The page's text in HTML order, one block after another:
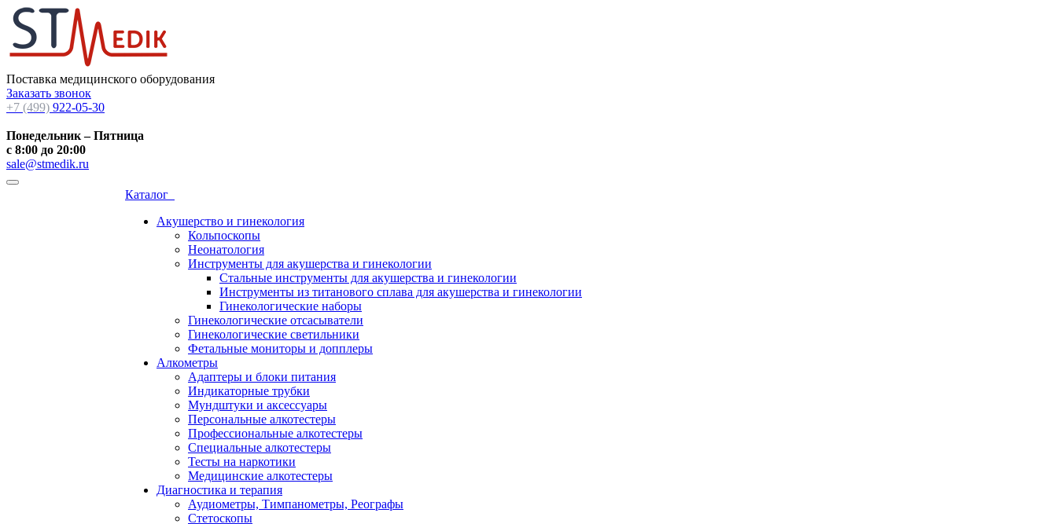
Поставка медицинского оборудования
Заказать звонок
+7 (499) 922-05-30
Понедельник – Пятница
с 8:00 до 20:00
sale@stmedik.ru
Каталог
Акушерство и гинекология
Кольпоскопы
Неонатология
Инструменты для акушерства и гинекологии
Стальные инструменты для акушерства и гинекологии
Инструменты из титанового сплава для акушерства и гинекологии
Гинекологические наборы
Гинекологические отсасыватели
Гинекологические светильники
Фетальные мониторы и допплеры
Алкометры
Адаптеры и блоки питания
Индикаторные трубки
Мундштуки и аксессуары
Персональные алкотестеры
Профессиональные алкотестеры
Специальные алкотестеры
Тесты на наркотики
Медицинские алкотестеры
Диагностика и терапия
Аудиометры, Тимпанометры, Реографы
Стетоскопы